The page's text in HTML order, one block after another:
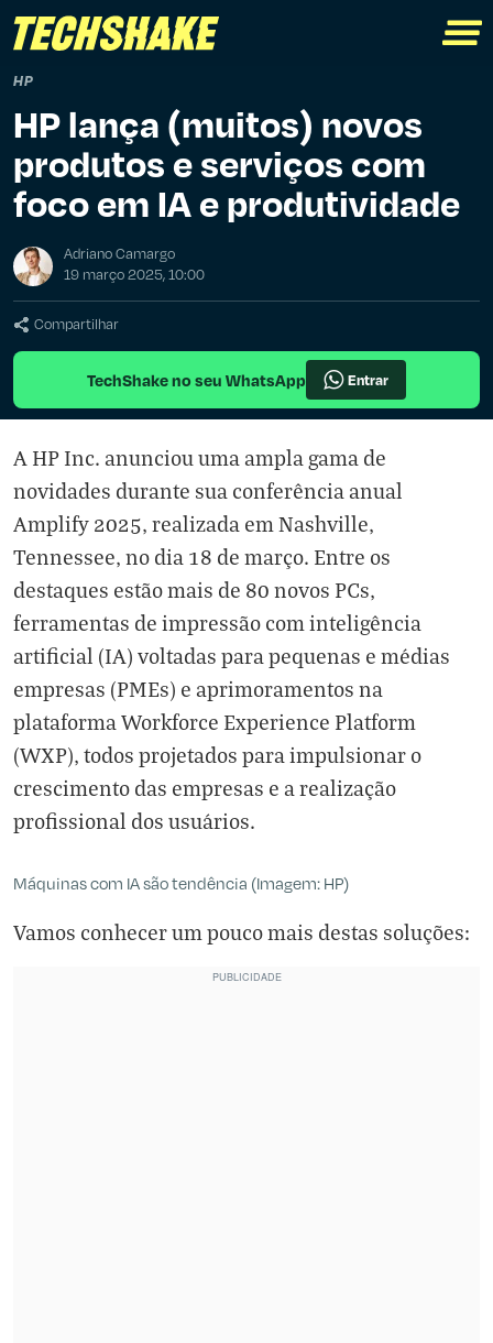
HP
HP lança (muitos) novos
produtos e serviços com
foco em IA e produtividade
Adriano Camargo
19 março 2025, 10:00
Compartilhar
TechShake no seu WhatsApp Entrar
A HP Inc. anunciou uma ampla gama de
novidades durante sua conferência anual
Amplify 2025, realizada em Nashville,
Tennessee, no dia 18 de março. Entre os
destaques estão mais de 80 novos PCs,
ferramentas de impressão com inteligência
artificial (IA) voltadas para pequenas e médias
empresas (PMEs) e aprimoramentos na
plataforma Workforce Experience Platform
(WXP), todos projetados para impulsionar o
crescimento das empresas e a realização
profissional dos usuários.
Máquinas com IA são tendência (Imagem: HP)
Vamos conhecer um pouco mais destas soluções: